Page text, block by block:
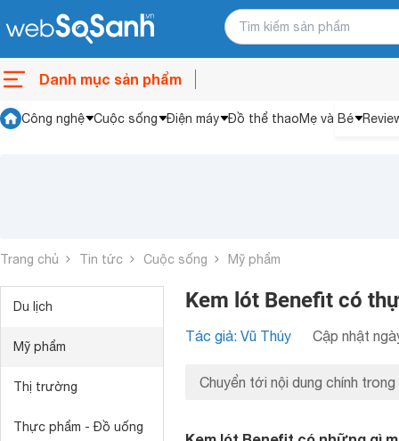
Danh mục sản phẩm
Công nghệ Cuộc sống Điện máy Đồ thể thaoMẹ và Bé
Trang chủ Tin tức Cuộc sống Mỹ phẩm
Du lịch
Mỹ phẩm
Thị trường
Thực phẩm - Đồ uống
Kem lót Benefit có
Tác giả: Vũ Thúy Cập nhật
Chuyển tới nội dung chính trong